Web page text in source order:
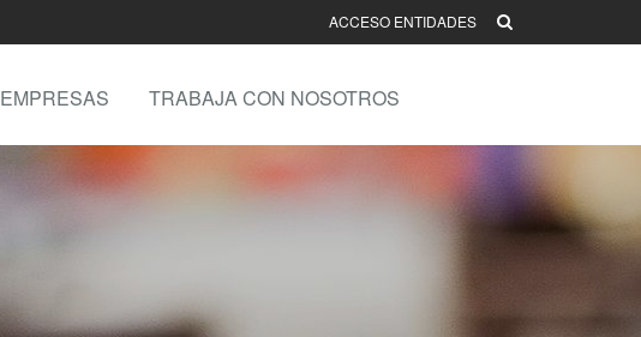
ACCESO ENTIDADES
EMPRESAS TRABAJA CON NOSOTROS